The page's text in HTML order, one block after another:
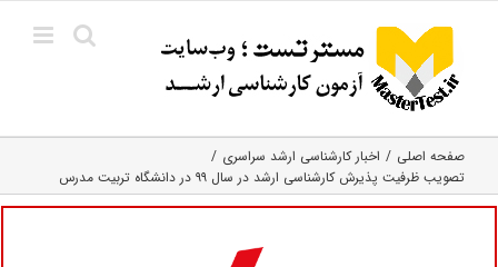
content
صفحه اصلی
اخبار کارشناسی ارشد سراسری
تصویب ظرفیت پذیرش کارشناسی ارشد در سال ۹۹ در دانشگاه تربیت مدرس